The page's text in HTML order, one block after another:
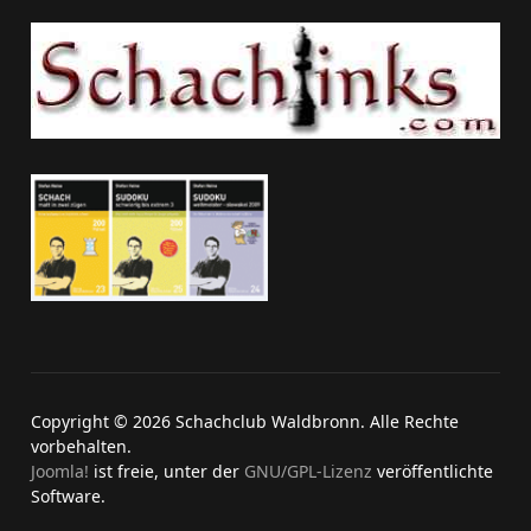
Copyright © 2026 Schachclub Waldbronn. Alle Rechte
vorbehalten.
Joomla! ist freie, unter der GNU/GPL-Lizenz veröffentlichte
Software.